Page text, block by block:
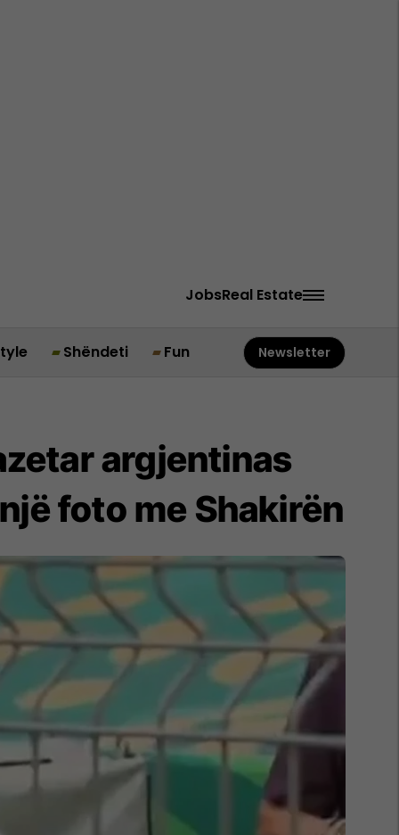
JobsReal Estate
Shëndeti Fun Newsletter
argjentinas
foto me Shakirën